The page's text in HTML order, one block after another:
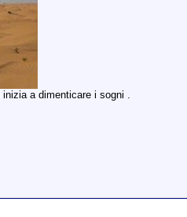
a dimenticare i sogni .